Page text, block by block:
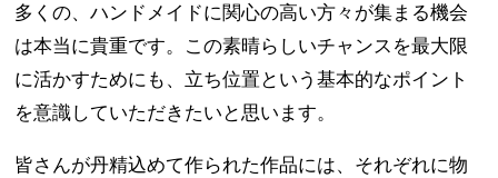
多くの、ハンドメイドに関心の高い方々が集まる機会
は本当に貴重です。この素晴らしいチャンスを最大限
に活かすためにも、立ち位置という基本的なポイント
を意識していただきたいと思います。
皆さんが丹精込めて作られた作品には、それぞれに物